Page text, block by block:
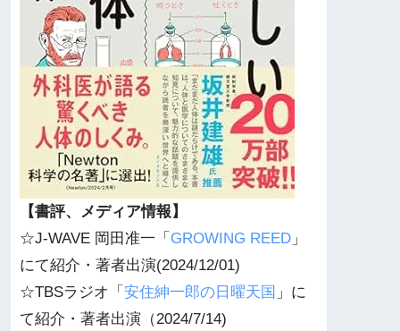
【書評、メディア情報】
☆J-WAVE 岡田准一「 GROWING REED 」
にて紹介・著者出演(2024/12/01)
☆TBSラジオ「 安住紳一郎の日曜天国 」に
て紹介・著者出演（2024/7/14)